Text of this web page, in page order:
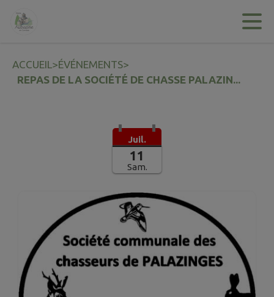
Contenu
ACCUEIL>ÉVÉNEMENTS>
REPAS DE LA SOCIÉTÉ DE CHASSE PALAZIN...
Juil.
11
Sam.